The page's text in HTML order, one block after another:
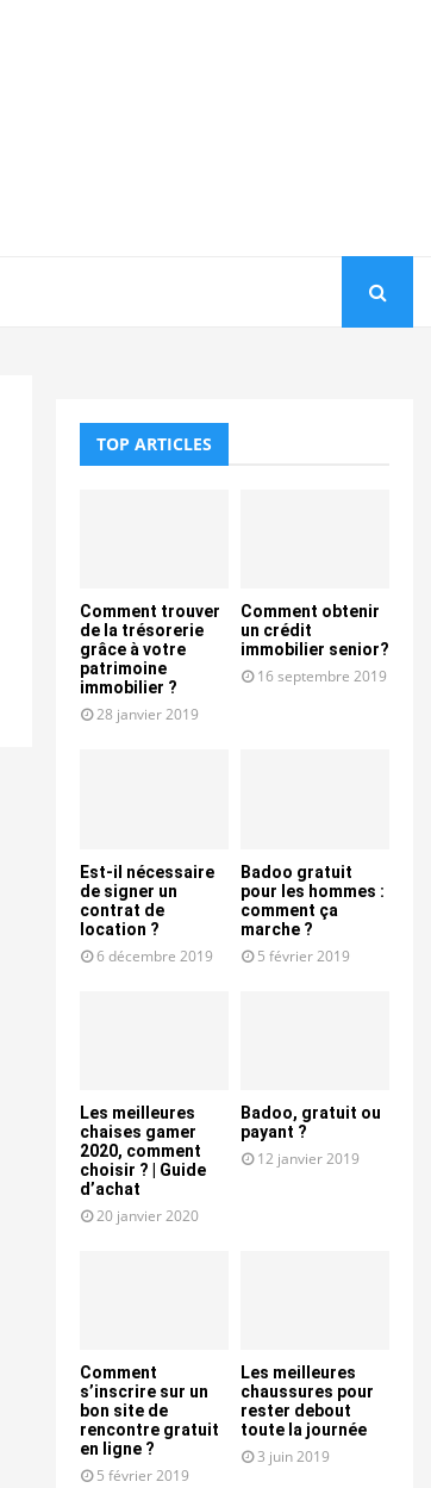
TOP ARTICLES
Comment trouver
de la trésorerie
grâce à votre
patrimoine
immobilier ?
28 janvier 2019
Comment obtenir
un crédit
immobilier senior?
16 septembre 2019
Est-il nécessaire
de signer un
contrat de
location ?
6 décembre 2019
Badoo gratuit
pour les hommes :
comment ça
marche ?
5 février 2019
Les meilleures
chaises gamer
2020, comment
choisir ? | Guide
d’achat
20 janvier 2020
Badoo, gratuit ou
payant ?
12 janvier 2019
Comment
s’inscrire sur un
bon site de
rencontre gratuit
en ligne ?
5 février 2019
Les meilleures
chaussures pour
rester debout
toute la journée
3 juin 2019